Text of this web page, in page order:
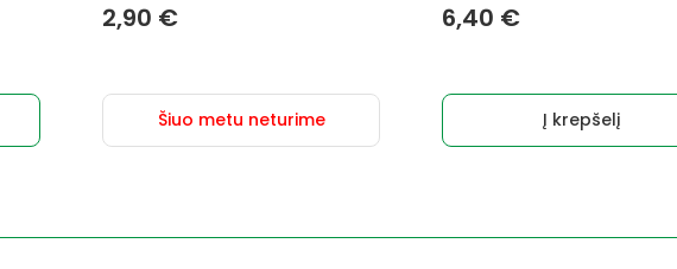
2,90 €
Šiuo metu neturime
6,40 €
Į krepšelį